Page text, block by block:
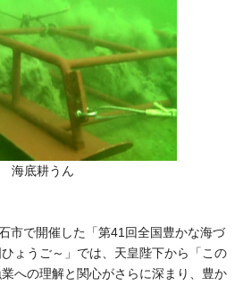
海底耕うん
市で開催した「第41回全国豊かな海づ
ょうご～」では、天皇陛下から「この
への理解と関心がさらに深まり、豊か